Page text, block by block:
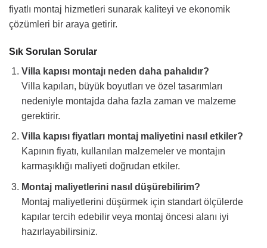
fiyatlı montaj hizmetleri sunarak kaliteyi ve ekonomik
çözümleri bir araya getirir.
Sık Sorulan Sorular
Villa kapısı montajı neden daha pahalıdır?
Villa kapıları, büyük boyutları ve özel tasarımları
nedeniyle montajda daha fazla zaman ve malzeme
gerektirir.
Villa kapısı fiyatları montaj maliyetini nasıl etkiler?
Kapının fiyatı, kullanılan malzemeler ve montajın
karmaşıklığı maliyeti doğrudan etkiler.
Montaj maliyetlerini nasıl düşürebilirim?
Montaj maliyetlerini düşürmek için standart ölçülerde
kapılar tercih edebilir veya montaj öncesi alanı iyi
hazırlayabilirsiniz.